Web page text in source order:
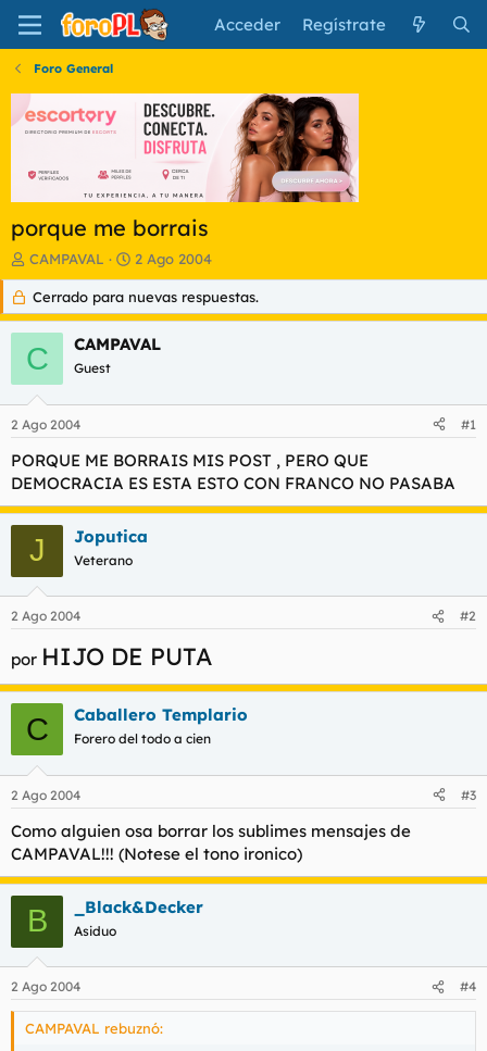
Acceder Regístrate
Foro General
porque me borrais
I
n
c
i
a
d
o
d
e
t
e
a
CAMPAVAL
F
e
c
h
a
d
i
c
o
2 Ago 2004
Cerrado para nuevas respuestas.
C CAMPAVAL
Guest
2 Ago 2004 #1
PORQUE ME BORRAIS MIS POST , PERO QUE
DEMOCRACIA ES ESTA ESTO CON FRANCO NO PASABA
J Joputica
Veterano
2 Ago 2004 #2
por HIJO DE PUTA
C Caballero Templario
Forero del todo a cien
2 Ago 2004 #3
Como alguien osa borrar los sublimes mensajes de
CAMPAVAL!!! (Notese el tono ironico)
B _Black&Decker
Asiduo
2 Ago 2004 #4
CAMPAVAL rebuznó: